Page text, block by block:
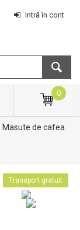
Intră în cont
0
Masute de cafea
Transport gratuit